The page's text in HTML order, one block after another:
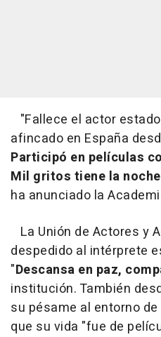
"Fallece el actor
afincado en España
Participó en películas
Mil gritos tiene la
ha anunciado la
La Unión de Actores y
despedido al intérprete
"Descansa en paz,
institución. También
su pésame al entorno
que su vida "fue de